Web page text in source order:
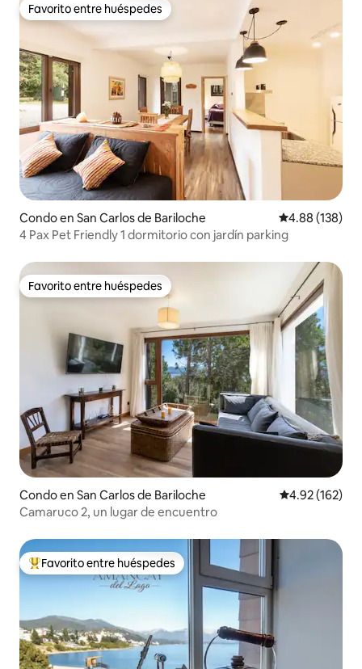
Favorito entre huéspedes
Favorito entre huéspedes
Condo en San Carlos de Bariloche Calificación
4.88 (138)
4 Pax Pet Friendly 1 dormitorio con jardín parking
Favorito entre huéspedes
Favorito entre huéspedes
Condo en San Carlos de Bariloche Calificación
4.92 (162)
Camaruco 2, un lugar de encuentro
Favorito entre huéspedes preferido
Favorito entre huéspedes